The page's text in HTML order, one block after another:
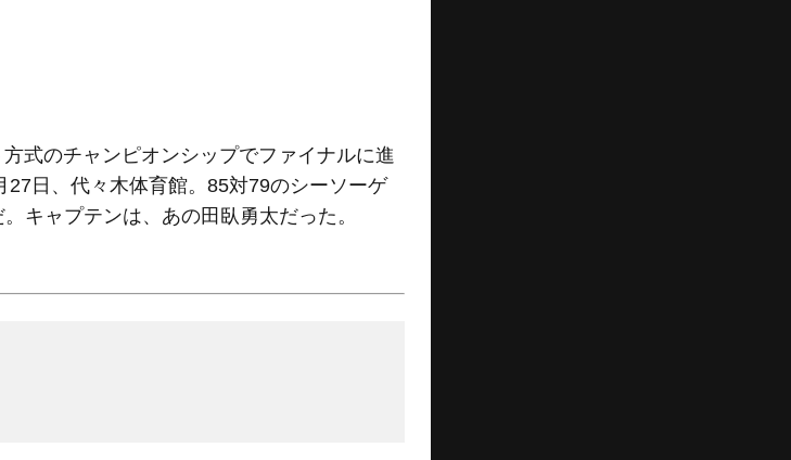
式のチャンピオンシップでファイナルに進
日、代々木体育館。85対79のシーソーゲ
キャプテンは、あの田臥勇太だった。